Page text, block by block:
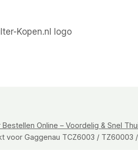
Online – Voordelig & Snel
voor Gaggenau TCZ6003 / TZ60003 /